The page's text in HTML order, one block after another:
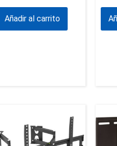
Añadir al carrito